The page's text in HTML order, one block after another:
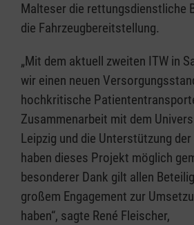
Malteser die rettungsdienstliche
die Fahrzeugbereitstellung.
„Mit dem aktuell zweiten ITW in
wir einen neuen
hochkritische
Zusammenarbeit mit dem
Leipzig und die Unterstützung
haben dieses Projekt möglich
besonderer Dank gilt allen
großem Engagement zur
haben“, sagte René Fleischer,